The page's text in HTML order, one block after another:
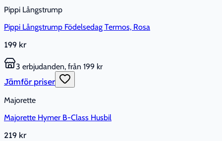
Pippi Långstrump
Pippi Långstrump Födelsedag Termos, Rosa
199 kr
3 erbjudanden, från 199 kr
Jämför priser
Majorette
Majorette Hymer B-Class Husbil
219 kr